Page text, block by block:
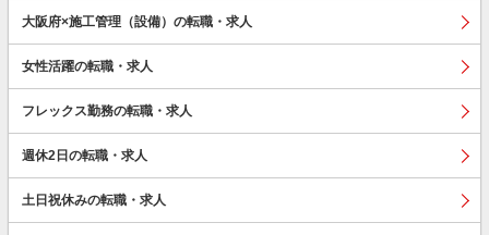
大阪府×施工管理（設備）の転職・求人
女性活躍の転職・求人
フレックス勤務の転職・求人
週休2日の転職・求人
土日祝休みの転職・求人